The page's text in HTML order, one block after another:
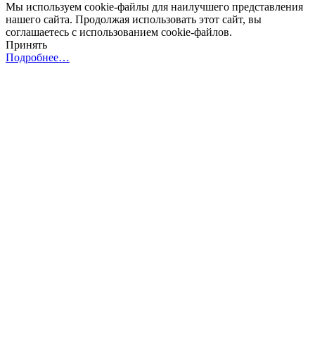
Мы используем cookie-файлы для наилучшего представления
нашего сайта. Продолжая использовать этот сайт, вы
соглашаетесь с использованием cookie-файлов.
Принять
Подробнее…